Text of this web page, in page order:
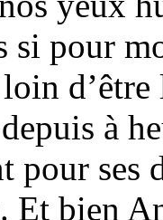
si pour
à
pour ses
Et bien